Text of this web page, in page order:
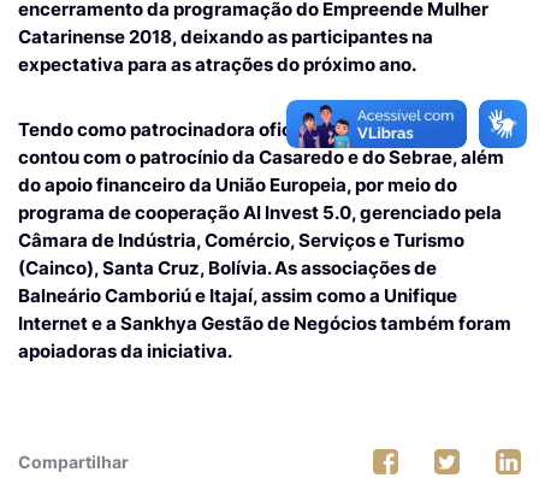
encerramento da programação do Empreende Mulher
Catarinense 2018, deixando as participantes na
expectativa para as atrações do próximo ano.
Tendo como patrocinadora oficial a Sicredi, a ação
contou com o patrocínio da Casaredo e do Sebrae, além
do apoio financeiro da União Europeia, por meio do
programa de cooperação Al Invest 5.0, gerenciado pela
Câmara de Indústria, Comércio, Serviços e Turismo
(Cainco), Santa Cruz, Bolívia. As associações de
Balneário Camboriú e Itajaí, assim como a Unifique
Internet e a Sankhya Gestão de Negócios também foram
apoiadoras da iniciativa.
Compartilhar